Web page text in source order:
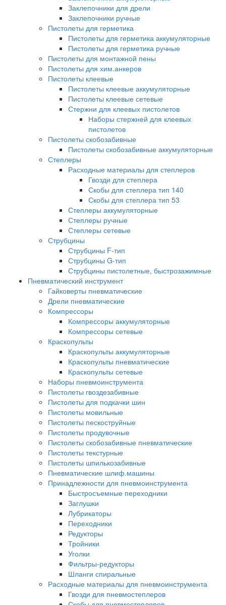
Заклепочники для дрели
Заклепочники ручные
Пистолеты для герметика
Пистолеты для герметика аккумуляторные
Пистолеты для герметика ручные
Пистолеты для монтажной пены
Пистолеты для хим.анкеров
Пистолеты клеевые
Пистолеты клеевые аккумуляторные
Пистолеты клеевые сетевые
Стержни для клеевых пистолетов
Наборы стержней для клеевых
пистолетов
Пистолеты скобозабивные
Пистолеты скобозабивные аккумуляторные
Степлеры
Расходные материалы для степлеров
Гвозди для степлера
Скобы для степлера тип 140
Скобы для степлера тип 53
Степлеры аккумуляторные
Степлеры ручные
Степлеры сетевые
Струбцины
Струбцины F-тип
Струбцины G-тип
Струбцины пистолетные, быстрозажимные
Пневматический инструмент
Гайковерты пневматические
Дрели пневматические
Компрессоры
Компрессоры аккумуляторные
Компрессоры сетевые
Краскопульты
Краскопульты аккумуляторные
Краскопульты пневматические
Краскопульты сетевые
Наборы пневмоинструмента
Пистолеты гвоздезабивные
Пистолеты для подкачки шин
Пистолеты мовильные
Пистолеты пескоструйные
Пистолеты продувочные
Пистолеты скобозабивные пневматические
Пистолеты текстурные
Пистолеты шпилькозабивные
Пневматические шлиф.машины
Принадлежности для пневмоинструмента
Быстросъемные переходники
Заглушки
Лубрикаторы
Переходники
Редукторы
Тройники
Уголки
Фильтры-редукторы
Шланги спиральные
Расходные материалы для пневмоинструмента
Гвозди для пневмостеплеров